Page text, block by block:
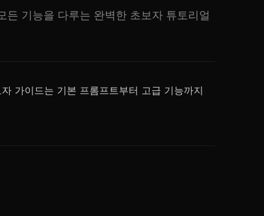
기능을 다루는 완벽한 초보자 튜토리얼
가이드는 기본 프롬프트부터 고급 기능까지